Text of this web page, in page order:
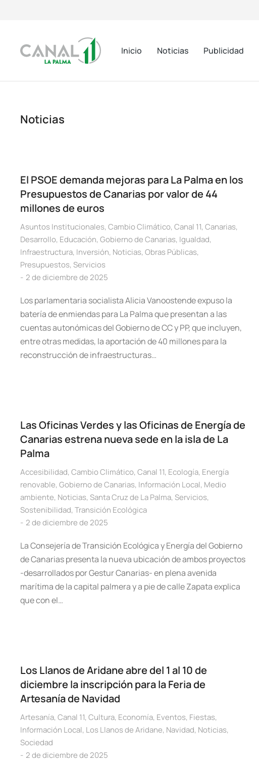
Inicio Noticias Publicidad
Noticias
El PSOE demanda mejoras para La Palma en los
Presupuestos de Canarias por valor de 44
millones de euros
Asuntos Institucionales, Cambio Climático, Canal 11, Canarias,
Desarrollo, Educación, Gobierno de Canarias, Igualdad,
Infraestructura, Inversión, Noticias, Obras Públicas,
Presupuestos, Servicios
2 de diciembre de 2025
Los parlamentaria socialista Alicia Vanoostende expuso la
batería de enmiendas para La Palma que presentan a las
cuentas autonómicas del Gobierno de CC y PP, que incluyen,
entre otras medidas, la aportación de 40 millones para la
reconstrucción de infraestructuras…
Las Oficinas Verdes y las Oficinas de Energía de
Canarias estrena nueva sede en la isla de La
Palma
Accesibilidad, Cambio Climático, Canal 11, Ecología, Energía
renovable, Gobierno de Canarias, Información Local, Medio
ambiente, Noticias, Santa Cruz de La Palma, Servicios,
Sostenibilidad, Transición Ecológica
2 de diciembre de 2025
La Consejería de Transición Ecológica y Energía del Gobierno
de Canarias presenta la nueva ubicación de ambos proyectos
-desarrollados por Gestur Canarias- en plena avenida
marítima de la capital palmera y a pie de calle Zapata explica
que con el…
Los Llanos de Aridane abre del 1 al 10 de
diciembre la inscripción para la Feria de
Artesanía de Navidad
Artesanía, Canal 11, Cultura, Economía, Eventos, Fiestas,
Información Local, Los Llanos de Aridane, Navidad, Noticias,
Sociedad
2 de diciembre de 2025